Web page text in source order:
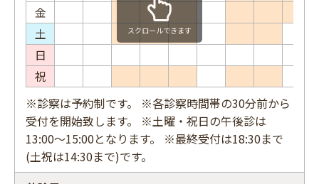
金
土
日
祝
スクロールできます
※診察は予約制です。 ※各診察時間帯の30分前から
受付を開始致します。 ※土曜・祝日の午後診は
13:00～15:00となります。 ※最終受付は18:30まで
(土祝は14:30まで)です。